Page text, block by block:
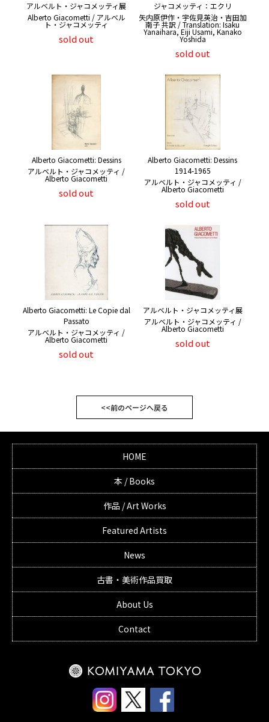
アルベルト・ジャコメッティ展
Alberto Giacometti / アルベル
ト・ジャコメッティ
sold out
ジャコメッティ：エクリ
矢内原伊作・宇佐見英治・吉田加
南子 共訳 / Translation: Isaku
Yanaihara, Eiji Usami, Kanako
Yoshida
sold out
Alberto Giacometti: Dessins
アルベルト・ジャコメッティ /
Alberto Giacometti
sold out
Alberto Giacometti: Dessins
1914-1965
アルベルト・ジャコメッティ /
Alberto Giacometti
sold out
Alberto Giacometti: Le Copie dal
Passato
アルベルト・ジャコメッティ /
Alberto Giacometti
sold out
アルベルト・ジャコメッティ展
アルベルト・ジャコメッティ /
Alberto Giacometti
sold out
<<前のページへ戻る
HOME
本 / Books
作品 / Art Works
Featured Artists
News
古書・美術作品買取
About Us
Contact